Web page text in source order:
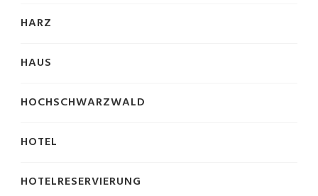
HARZ
HAUS
HOCHSCHWARZWALD
HOTEL
HOTELRESERVIERUNG